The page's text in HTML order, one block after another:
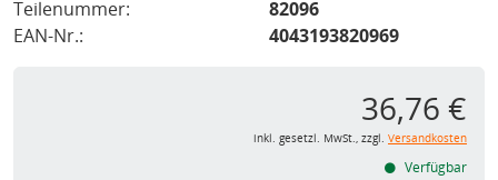
Teilenummer:
82096
EAN-Nr.:
4043193820969
36,76 €
inkl. gesetzl. MwSt., zzgl. Versandkosten
Verfügbar